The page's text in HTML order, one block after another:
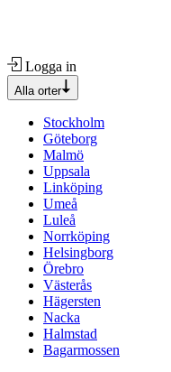
Logga in
Alla orter
Stockholm
Göteborg
Malmö
Uppsala
Linköping
Umeå
Luleå
Norrköping
Helsingborg
Örebro
Västerås
Hägersten
Nacka
Halmstad
Bagarmossen